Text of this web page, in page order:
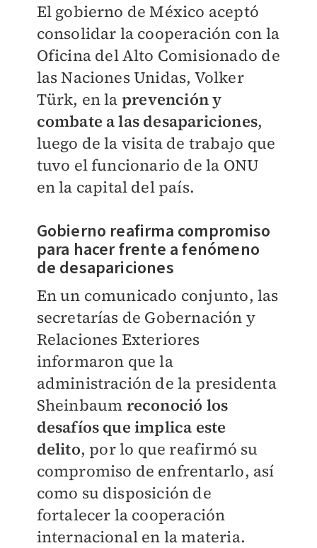
El gobierno de México aceptó
consolidar la cooperación con la
Oficina del Alto Comisionado de
las Naciones Unidas, Volker
Türk, en la prevención y
combate a las desapariciones,
luego de la visita de trabajo que
tuvo el funcionario de la ONU
en la capital del país.
Gobierno reafirma compromiso
para hacer frente a fenómeno
de desapariciones
En un comunicado conjunto, las
secretarías de Gobernación y
Relaciones Exteriores
informaron que la
administración de la presidenta
Sheinbaum reconoció los
desafíos que implica este
delito, por lo que reafirmó su
compromiso de enfrentarlo, así
como su disposición de
fortalecer la cooperación
internacional en la materia.